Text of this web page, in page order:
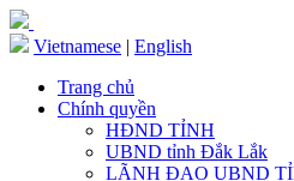
Vietnamese | English
Trang chủ
Chính quyền
HĐND TỈNH
UBND tỉnh Đắk Lắk
LÃNH ĐẠO UBND